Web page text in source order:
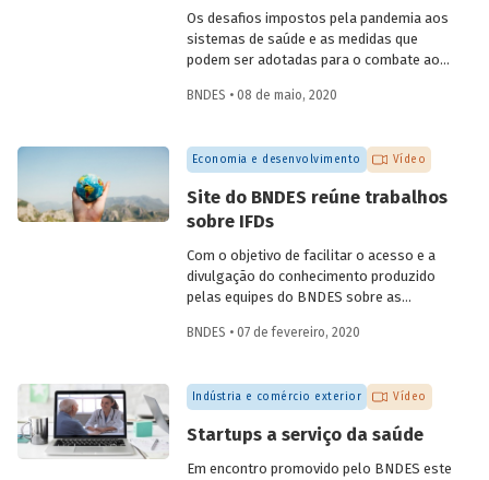
promover uma retomada do crescimento
em bases sustentáveis, com foco na
inclusão social.
Os desafios impostos pela pandemia aos
sistemas de saúde e as medidas que
podem ser adotadas para o combate ao
por especialistas da área de saúde, em
quarta, dia 6 de maio. A conversa,
transmitida pelo YouTube do Banco,
contou com participações do
coordenador de ações de prospecção da
Fiocruz, Carlos Gadelha, do diretor-
adjunto da Organização Pan-Americana
de Saúde (Opas), Jarbas Barbosa, e com o
presidente do Fórum Inovação Saúde,
Josier Vilar.
BNDES • 08 de maio, 2020
Economia e desenvolvimento Vídeo
Site do BNDES reúne trabalhos
sobre IFDs
Com o objetivo de facilitar o acesso e a
divulgação do conhecimento produzido
pelas equipes do BNDES sobre as
desenvolvimento (IFD), todos os artigos
reunidos em uma única seção especial do
site do Banco.
BNDES • 07 de fevereiro, 2020
Indústria e comércio exterior Vídeo
Startups a serviço da saúde
Em encontro promovido pelo BNDES este